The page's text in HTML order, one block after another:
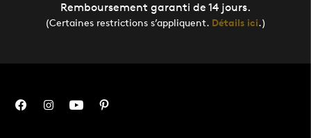
Remboursement garanti de 14 jours.
(Certaines restrictions s’appliquent. Détails ici.)